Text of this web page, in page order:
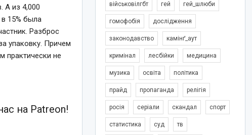
А из 4,000
15% была
Разброс
упаковку. Причем
практически не
на Patreon!
військовілгбт гей гей_шлюби
гомофобія дослідження
законодавство камінґ_аут
кримінал лесбійки медицина
музика освіта політика
прайд пропаганда релігія
росія серіали скандал спорт
статистика суд тв